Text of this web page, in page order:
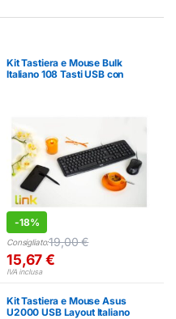
Kit Tastiera e Mouse Bulk
Italiano 108 Tasti USB con
-18%
Consigliato:19,00€
15,67€
IVA inclusa
Kit Tastiera e Mouse Asus
U2000 USB Layout Italiano